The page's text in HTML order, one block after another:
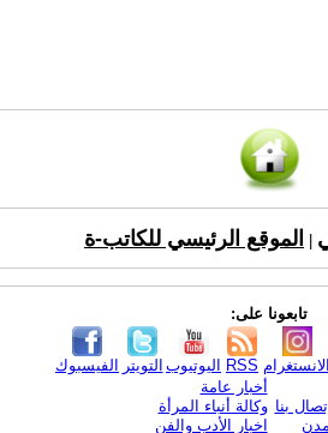
الموقع الرئيسي للكاتب-ة
تابعونا على:
الفيسبوك التويتر اليوتيوب RSS الانستغرام
بنا
أخبار عامة
وكالة أنباء المرأة
اخبار الأدب والفن